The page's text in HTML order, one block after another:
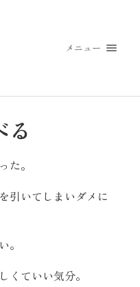
メニュー
た。
引いてしまいダメに
。
くていい気分。